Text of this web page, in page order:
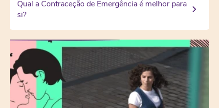
Qual a Contraceção de Emergência é melhor para
si?